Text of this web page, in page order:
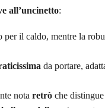
all’uncinetto:
per il caldo, mentre la
da portare,
nota retròche